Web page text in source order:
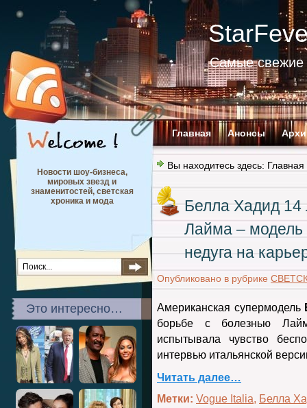
Самые свежие
Главная Анонсы
Новости шоу-бизнеса,
мировых звезд и
знаменитостей, светская
хроника и мода
Это интересно…
Вы находитесь здесь: Главная
Белла Хадид 14
Лайма – модель
недуга на
Опубликовано в рубрике
Американская супермодель
борьбе с болезнью
испытывала чувство
интервью итальянской
Читать далее…
Метки: Vogue Italia, Белла